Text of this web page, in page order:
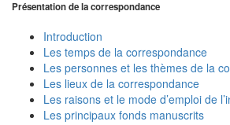
Présentation de la correspondance
Introduction
Les temps de la correspondance
Les personnes et les thèmes de la
Les lieux de la correspondance
Les raisons et le mode d’emploi de
Les principaux fonds manuscrits